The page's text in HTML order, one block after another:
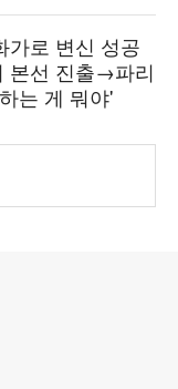
가로 변신 성공
본선 진출→파리
는 게 뭐야'